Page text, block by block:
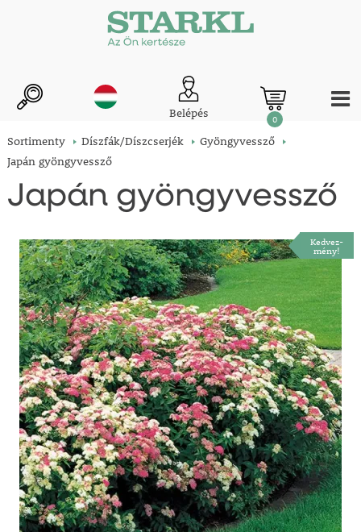
Belépés 0
Sortimenty Díszfák/Díszcserjék
Gyöngyvessző
Japán gyöngyvessző
Japán gyöngyvessző
Kedvez-
mény!